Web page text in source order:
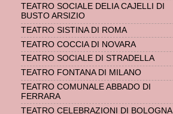
TEATRO SOCIALE DELIA CAJELLI DI
BUSTO ARSIZIO
TEATRO SISTINA DI ROMA
TEATRO COCCIA DI NOVARA
TEATRO SOCIALE DI STRADELLA
TEATRO FONTANA DI MILANO
TEATRO COMUNALE ABBADO DI
FERRARA
TEATRO CELEBRAZIONI DI BOLOGNA